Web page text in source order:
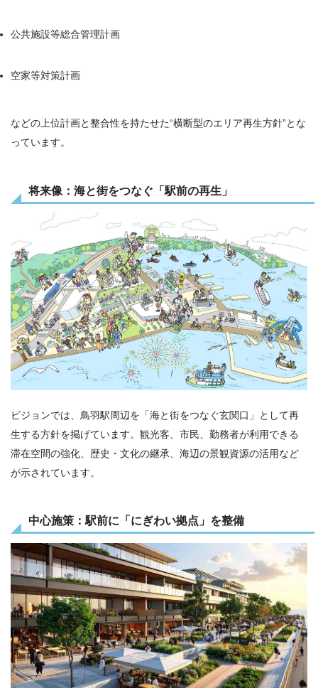
公共施設等総合管理計画
空家等対策計画
などの上位計画と整合性を持たせた“横断型のエリア再生方針”とな
っています。
将来像：海と街をつなぐ「駅前の再生」
ビジョンでは、鳥羽駅周辺を「海と街をつなぐ玄関口」として再
生する方針を掲げています。観光客、市民、勤務者が利用できる
滞在空間の強化、歴史・文化の継承、海辺の景観資源の活用など
が示されています。
中心施策：駅前に「にぎわい拠点」を整備